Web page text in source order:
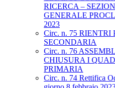
RICERCA –
GENERALE
2023
Circ. n. 75
SECONDARIA
Circ. n. 76
CHIUSURA I
PRIMARIA
Circ. n. 74 Rettifica